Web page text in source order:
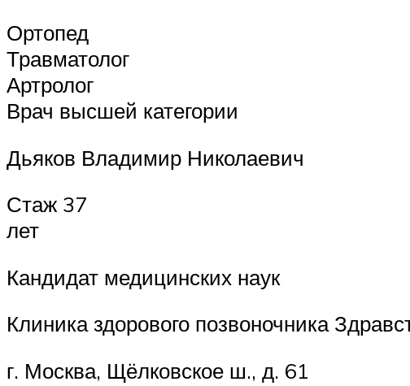
Ортопед
Травматолог
Артролог
Врач высшей категории
Дьяков Владимир Николаевич
Стаж 37
лет
Кандидат медицинских наук
Клиника здорового позвоночника
г. Москва, Щёлковское ш., д. 61